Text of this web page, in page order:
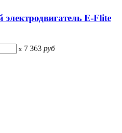
E-Flite
x 7 363 руб